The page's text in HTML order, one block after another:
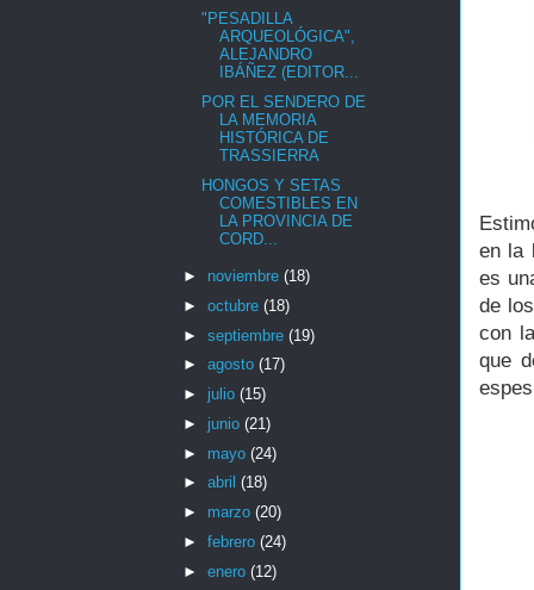
en la
es
de
con
que
"PESADILLA
ARQUEOLÓGICA",
ALEJANDRO
IBÁÑEZ (EDITOR...
POR EL SENDERO DE
LA MEMORIA
HISTÓRICA DE
TRASSIERRA
HONGOS Y SETAS
COMESTIBLES EN
LA PROVINCIA DE
CORD...
► noviembre (18)
► octubre (18)
► septiembre (19)
► agosto (17)
► julio (15)
► junio (21)
► mayo (24)
► abril (18)
► marzo (20)
► febrero (24)
► enero (12)